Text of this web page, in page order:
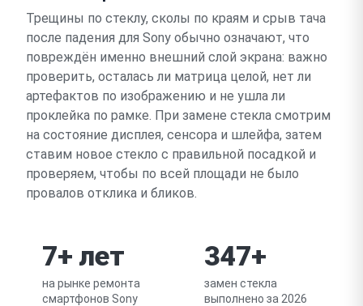
Трещины по стеклу, сколы по краям и срыв тача
после падения для Sony обычно означают, что
повреждён именно внешний слой экрана: важно
проверить, осталась ли матрица целой, нет ли
артефактов по изображению и не ушла ли
проклейка по рамке. При замене стекла смотрим
на состояние дисплея, сенсора и шлейфа, затем
ставим новое стекло с правильной посадкой и
проверяем, чтобы по всей площади не было
провалов отклика и бликов.
7+ лет
на рынке ремонта
смартфонов Sony
347+
замен стекла
выполнено за 2026